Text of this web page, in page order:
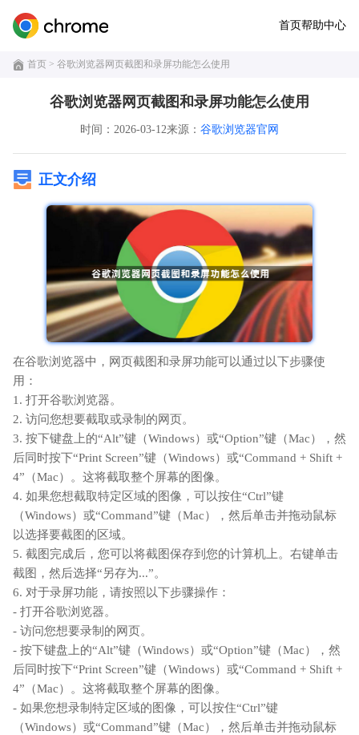
首页帮助中心
首页 > 谷歌浏览器网页截图和录屏功能怎么使用
谷歌浏览器网页截图和录屏功能怎么使用
时间：2026-03-12来源： 谷歌浏览器官网
正文介绍
在谷歌浏览器中，网页截图和录屏功能可以通过以下步骤使
用：
1. 打开谷歌浏览器。
2. 访问您想要截取或录制的网页。
3. 按下键盘上的“Alt”键（Windows）或“Option”键（Mac），然
后同时按下“Print Screen”键（Windows）或“Command + Shift +
4”（Mac）。这将截取整个屏幕的图像。
4. 如果您想截取特定区域的图像，可以按住“Ctrl”键
（Windows）或“Command”键（Mac），然后单击并拖动鼠标
以选择要截图的区域。
5. 截图完成后，您可以将截图保存到您的计算机上。右键单击
截图，然后选择“另存为...”。
6. 对于录屏功能，请按照以下步骤操作：
- 打开谷歌浏览器。
- 访问您想要录制的网页。
- 按下键盘上的“Alt”键（Windows）或“Option”键（Mac），然
后同时按下“Print Screen”键（Windows）或“Command + Shift +
4”（Mac）。这将截取整个屏幕的图像。
- 如果您想录制特定区域的图像，可以按住“Ctrl”键
（Windows）或“Command”键（Mac），然后单击并拖动鼠标